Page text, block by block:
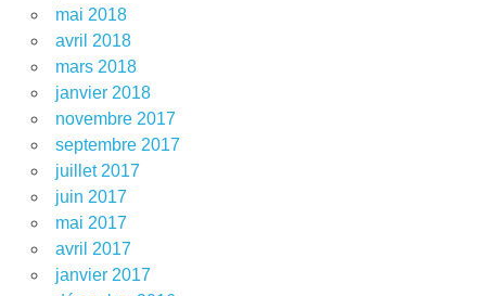
mai 2018
avril 2018
mars 2018
janvier 2018
novembre 2017
septembre 2017
juillet 2017
juin 2017
mai 2017
avril 2017
janvier 2017